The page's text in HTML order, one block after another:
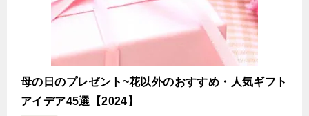
母の日のプレゼント~花以外のおすすめ・人気ギフト
アイデア45選【2024】